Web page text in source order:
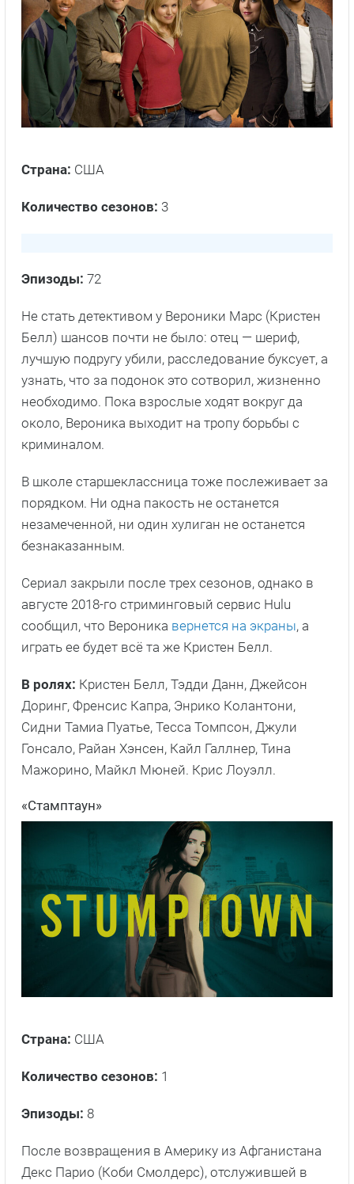
Страна: США
Количество сезонов: 3
Эпизоды: 72
Не стать детективом у Вероники Марс (Кристен
Белл) шансов почти не было: отец — шериф,
лучшую подругу убили, расследование буксует, а
узнать, что за подонок это сотворил, жизненно
необходимо. Пока взрослые ходят вокруг да
около, Вероника выходит на тропу борьбы с
криминалом.
В школе старшеклассница тоже послеживает за
порядком. Ни одна пакость не останется
незамеченной, ни один хулиган не останется
безнаказанным.
Сериал закрыли после трех сезонов, однако в
августе 2018-го стриминговый сервис Hulu
сообщил, что Вероника вернется на экраны, а
играть ее будет всё та же Кристен Белл.
В ролях: Кристен Белл, Тэдди Данн, Джейсон
Доринг, Френсис Капра, Энрико Колантони,
Сидни Тамиа Пуатье, Тесса Томпсон, Джули
Гонсало, Райан Хэнсен, Кайл Галлнер, Тина
Мажорино, Майкл Мюней. Крис Лоуэлл.
«Стамптаун»
Страна: США
Количество сезонов: 1
Эпизоды: 8
После возвращения в Америку из Афганистана
Декс Парио (Коби Смолдерс), отслужившей в